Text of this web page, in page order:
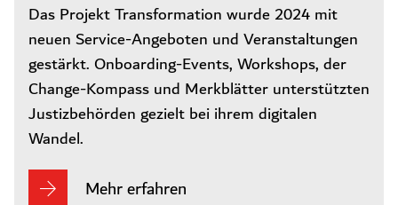
Das Projekt Transformation wurde 2024 mit
neuen Service-Angeboten und Veranstaltungen
gestärkt. Onboarding-Events, Workshops, der
Change-Kompass und Merkblätter unterstützten
Justizbehörden gezielt bei ihrem digitalen
Wandel.
Mehr erfahren